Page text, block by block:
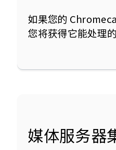
如果您的
您将获得它能处理
媒体服务器